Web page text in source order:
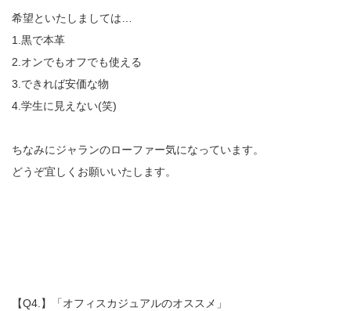
希望といたしましては…
1.黒で本革
2.オンでもオフでも使える
3.できれば安価な物
4.学生に見えない(笑)
ちなみにジャランのローファー気になっています。
どうぞ宜しくお願いいたします。
【Q4.】「オフィスカジュアルのオススメ」